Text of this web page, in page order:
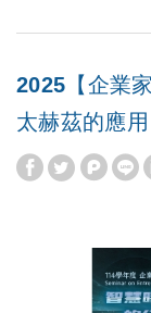
2025【企業
太赫茲的應用